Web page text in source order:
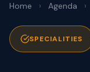
Home › Agenda ›
SPECIALITIES